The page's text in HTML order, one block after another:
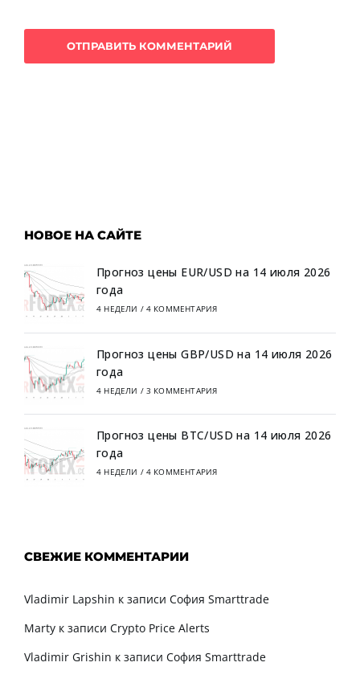
НОВОЕ НА САЙТЕ
Прогноз цены EUR/USD на 14 июля 2026
года
4 НЕДЕЛИ / 4 КОММЕНТАРИЯ
Прогноз цены GBP/USD на 14 июля 2026
года
4 НЕДЕЛИ / 3 КОММЕНТАРИЯ
Прогноз цены BTC/USD на 14 июля 2026
года
4 НЕДЕЛИ / 4 КОММЕНТАРИЯ
СВЕЖИЕ КОММЕНТАРИИ
Vladimir Lapshin к записи София Smarttrade
Marty к записи Crypto Price Alerts
Vladimir Grishin к записи София Smarttrade